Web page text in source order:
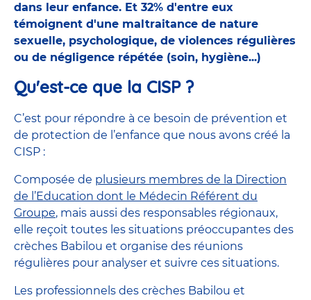
dans leur enfance. Et 32% d'entre eux
témoignent d'une maltraitance de nature
sexuelle, psychologique, de violences régulières
ou de négligence répétée (soin, hygiène...)
Qu'est-ce que la CISP ?
C’est pour répondre à ce besoin de prévention et
de protection de l’enfance que nous avons créé la
CISP :
Composée de plusieurs membres de la Direction
de l’Education dont le Médecin Référent du
Groupe, mais aussi des responsables régionaux,
elle reçoit toutes les situations préoccupantes des
crèches Babilou et organise des réunions
régulières pour analyser et suivre ces situations.
Les professionnels des crèches Babilou et